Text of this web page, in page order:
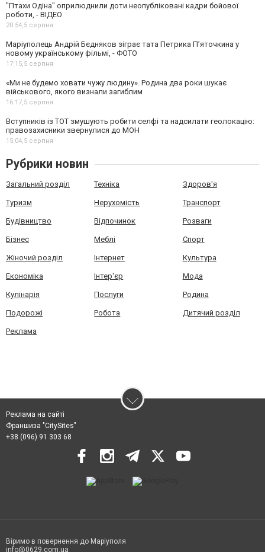
"Птахи Одіна" оприлюднили доти неопубліковані кадри бойової
роботи, - ВІДЕО
20:54,5 серпня
Маріуполець Андрій Бєдняков зіграє тата Петрика П’яточкина у
новому українському фільмі, - ФОТО
17:15,5 серпня
«Ми не будемо ховати чужу людину». Родина два роки шукає
військового, якого визнали загиблим
16:17,5 серпня
Вступників із ТОТ змушують робити селфі та надсилати геолокацію:
правозахисники звернулися до МОН
15:04,5 серпня
Рубрики новин
Загальний розділ Техніка Здоров'я
Туризм Нерухомість Транспорт
Будівництво Відпочинок Розваги
Бізнес Меблі Спорт
Жіночий розділ Інтернет Культура
Економіка Інтер'єр Мода
Кулінарія Послуги Родина
Подорожі Робота Дитячий розділ
Реклама
Реклама на сайті
Франшиза "CitySites"
+38 (096) 91 303 68
Віримо в повернення до Маріуполя
info@0629.com.ua